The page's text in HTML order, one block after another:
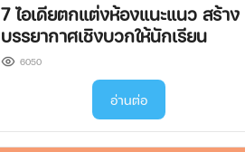
7 ไอเดียตกแต่งห้องแนะแนว สร้าง
บรรยากาศเชิงบวกให้นักเรียน
6050
อ่านต่อ